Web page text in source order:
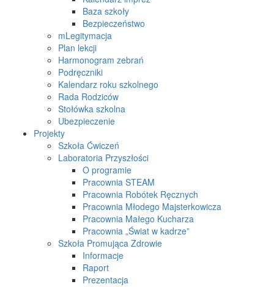
Baza szkoły
Bezpieczeństwo
mLegitymacja
Plan lekcji
Harmonogram zebrań
Podręczniki
Kalendarz roku szkolnego
Rada Rodziców
Stołówka szkolna
Ubezpieczenie
Projekty
Szkoła Ćwiczeń
Laboratoria Przyszłości
O programie
Pracownia STEAM
Pracownia Robótek Ręcznych
Pracownia Młodego Majsterkowicza
Pracownia Małego Kucharza
Pracownia „Świat w kadrze”
Szkoła Promująca Zdrowie
Informacje
Raport
Prezentacja